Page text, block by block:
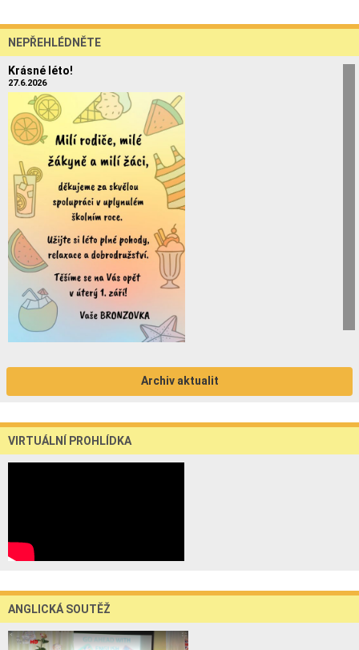
NEPŘEHLÉDNĚTE
Krásné léto!
27.6.2026
Archiv aktualit
VIRTUÁLNÍ PROHLÍDKA
ANGLICKÁ SOUTĚŽ